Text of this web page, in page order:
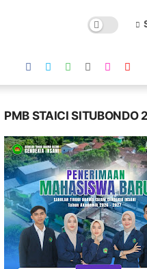
PMB STAICI SITUBONDO